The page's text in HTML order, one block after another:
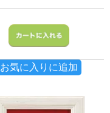
お気に入りに追加